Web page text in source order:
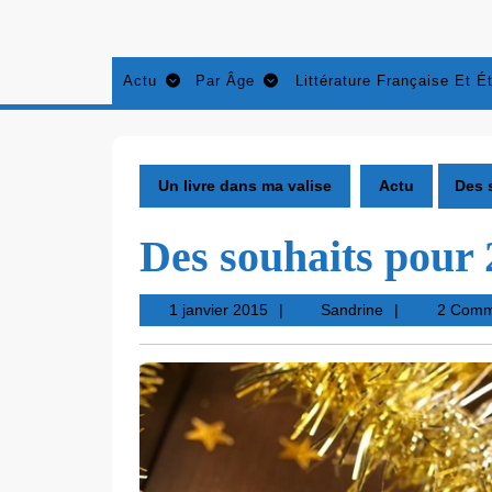
Actu Par Âge Littérature Française Et
Un livre dans ma valise Actu Des
Des souhaits pour
1 janvier 20151
janvier
SandrineSandrine2